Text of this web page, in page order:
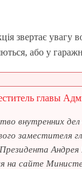
звертає увагу
або у
главы
внутренних дел
заместителя
на сайте